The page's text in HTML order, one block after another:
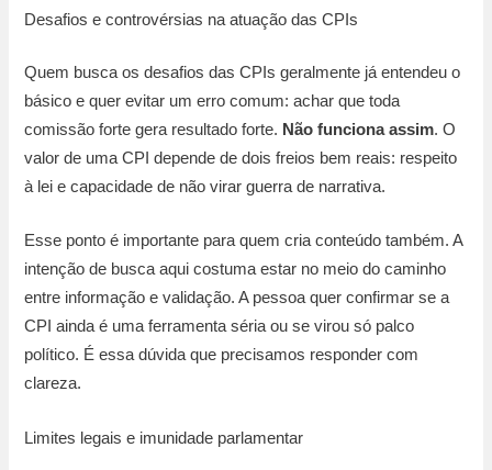
Desafios e controvérsias na atuação das CPIs
Quem busca os desafios das CPIs geralmente já entendeu o
básico e quer evitar um erro comum: achar que toda
comissão forte gera resultado forte. Não funciona assim. O
valor de uma CPI depende de dois freios bem reais: respeito
à lei e capacidade de não virar guerra de narrativa.
Esse ponto é importante para quem cria conteúdo também. A
intenção de busca aqui costuma estar no meio do caminho
entre informação e validação. A pessoa quer confirmar se a
CPI ainda é uma ferramenta séria ou se virou só palco
político. É essa dúvida que precisamos responder com
clareza.
Limites legais e imunidade parlamentar